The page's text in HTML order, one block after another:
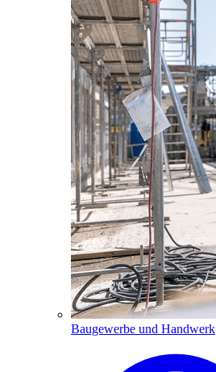
Baugewerbe und Handwerk